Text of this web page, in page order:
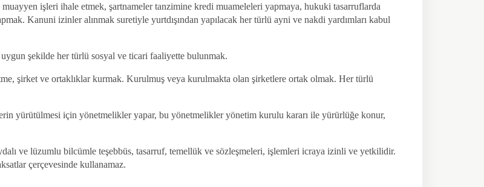
işleri ihale etmek, şartnameler tanzimine kredi muameleleri yapmaya, hukuki tasarruflarda
Kanuni izinler alınmak suretiyle yurtdışından yapılacak her türlü ayni ve nakdi yardımları kabul
şekilde her türlü sosyal ve ticari faaliyette bulunmak.
şirket ve ortaklıklar kurmak. Kurulmuş veya kurulmakta olan şirketlere ortak olmak. Her türlü
yürütülmesi için yönetmelikler yapar, bu yönetmelikler yönetim kurulu kararı ile yürürlüğe konur,
ve lüzumlu bilcümle teşebbüs, tasarruf, temellük ve sözleşmeleri, işlemleri icraya izinli ve yetkilidir.
çerçevesinde kullanamaz.